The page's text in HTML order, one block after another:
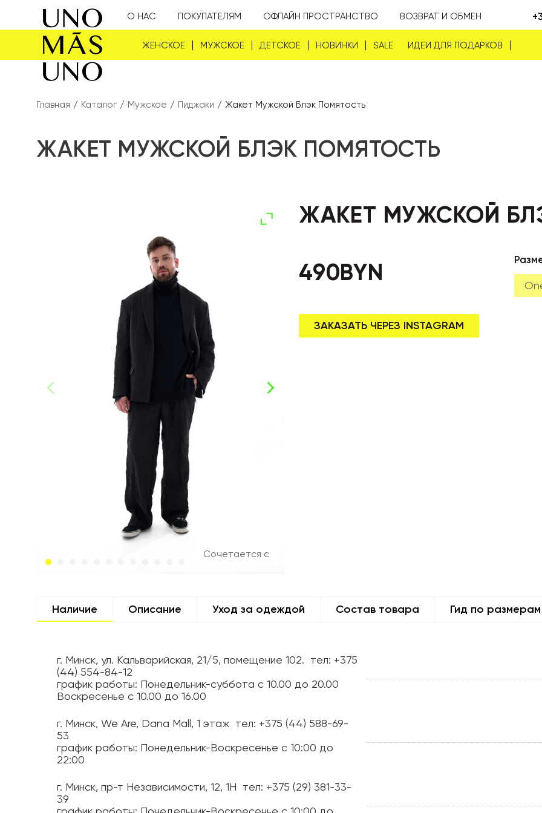
О НАС ПОКУПАТЕЛЯМ ОФЛАЙН ПРОСТРАНСТВО ВОЗВРАТ И ОБМЕН
ЖЕНСКОЕ МУЖСКОЕ ДЕТСКОЕ НОВИНКИ SALE ИДЕИ ДЛЯ ПОДАРКОВ
Главная / Каталог / Мужское / Пиджаки / Жакет Мужской Блэк Помятость
ЖАКЕТ МУЖСКОЙ БЛЭК ПОМЯТОСТЬ
Сочетается с
ЖАКЕТ МУЖСКОЙ
490BYN
ЗАКАЗАТЬ ЧЕРЕЗ INSTAGRAM
Наличие Описание Уход за одеждой Состав товара Гид по размерам
г. Минск, ул. Кальварийская, 21/5, помещение 102. тел: +375
(44) 554-84-12
график работы: Понедельник-суббота с 10.00 до 20.00
Воскресенье с 10.00 до 16.00
г. Минск, We Are, Dana Mall, 1 этаж тел: +375 (44) 588-69-
53
график работы: Понедельник-Воскресенье с 10:00 до
22:00
г. Минск, пр-т Независимости, 12, 1H тел: +375 (29) 381-33-
39